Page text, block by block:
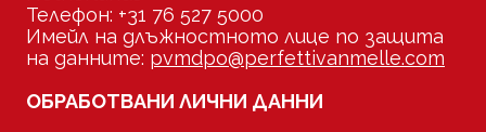
Телефон: +31 76 527 5000
Имейл на длъжностното лице по защита
на данните: pvmdpo@perfettivanmelle.com
ОБРАБОТВАНИ ЛИЧНИ ДАННИ